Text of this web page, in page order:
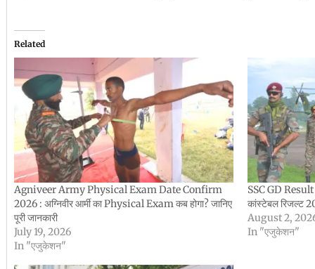
Related
Agniveer Army Physical Exam Date Confirm
2026 : अग्निवीर आर्मी का Physical Exam कब होगा? जानिए
पूरी जानकारी
July 19, 2026
In "एजुकेशन"
SSC GD
कांस्टेबल रिजल्ट
August 2,
In "एजुकेशन"